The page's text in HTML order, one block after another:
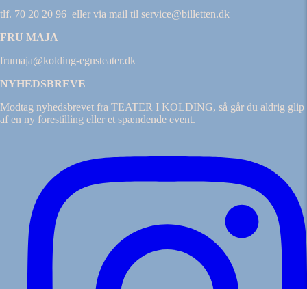
tlf. 70 20 20 96 eller via mail til service@billetten.dk
FRU MAJA
frumaja@kolding-egnsteater.dk
NYHEDSBREVE
Modtag nyhedsbrevet fra TEATER I KOLDING, så går du aldrig glip
af en ny forestilling eller et spændende event.